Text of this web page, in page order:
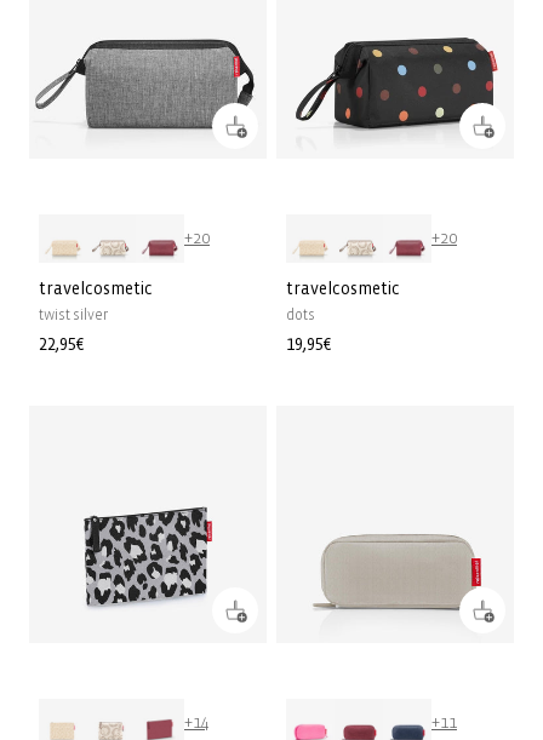
+20
travelcosmetic
twist silver
Normale
22,95€
+20
travelcosmetic
dots
Normale
19,95€
+14 +11